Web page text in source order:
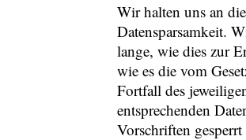
Wir halten uns an
Datensparsamkeit.
lange, wie dies zur
wie es die vom
Fortfall des
entsprechenden
Vorschriften